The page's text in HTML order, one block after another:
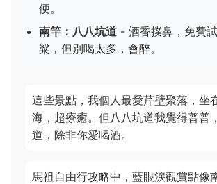
便。
南竿：八八坑道 - 酒香撲鼻，免費
粱，但別喝太多，會醉。
這些景點，我個人最愛芹壁聚落，坐
海，超療癒。但八八坑道我覺得普普
道，除非你愛喝酒。
馬祖自由行攻略中，藍眼淚觀賞點像